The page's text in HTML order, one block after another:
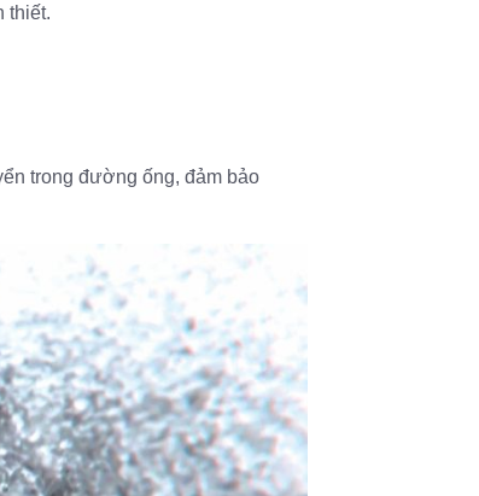
thiết.
trong đường ống, đảm bảo